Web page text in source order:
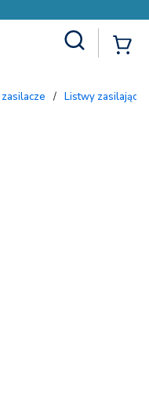
zasilacze / Listwy